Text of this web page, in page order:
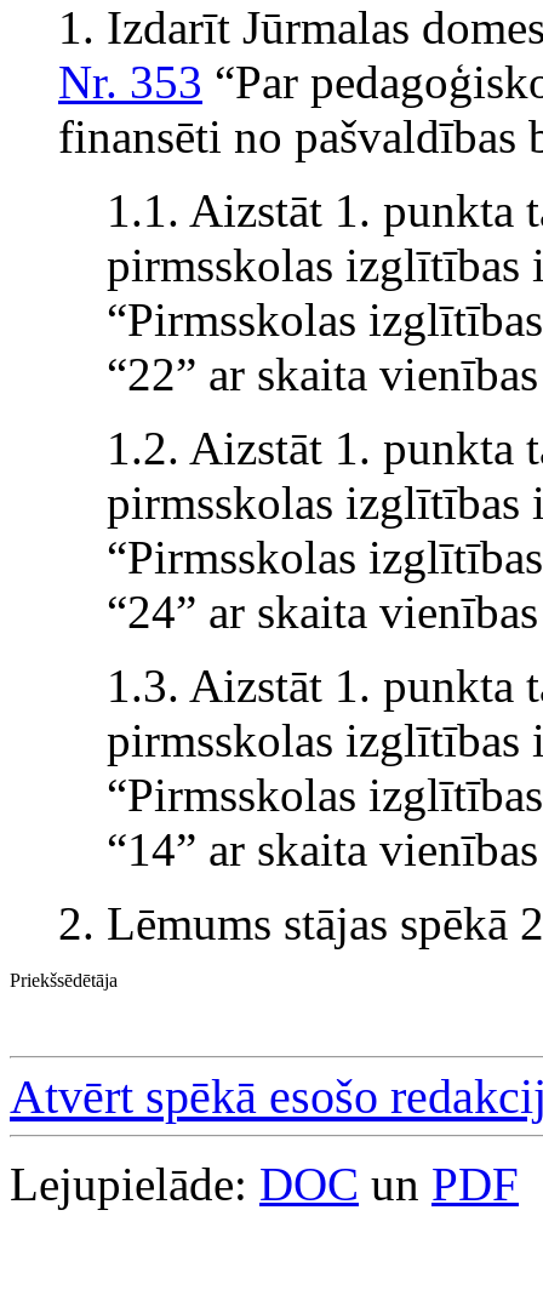
1. Izdarīt Jūrmalas
Nr. 353 “Par
finansēti no pašvaldības
1.1. Aizstāt 1. punkta
pirmsskolas izglītības
“Pirmsskolas
“22” ar skaita
1.2. Aizstāt 1. punkta
pirmsskolas izglītības
“Pirmsskolas
“24” ar skaita
1.3. Aizstāt 1. punkta
pirmsskolas izglītības
“Pirmsskolas
“14” ar skaita
2. Lēmums stājas spēkā
Priekšsēdētāja
Atvērt spēkā esošo
Lejupielāde: DOC un PDF